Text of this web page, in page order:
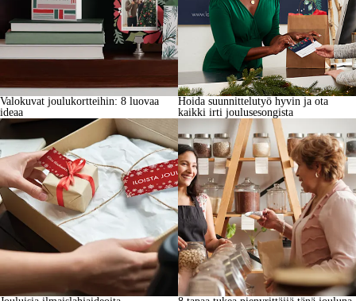
Valokuvat joulukortteihin: 8 luovaa
ideaa
Hoida suunnittelutyö hyvin ja ota
kaikki irti joulusesongista